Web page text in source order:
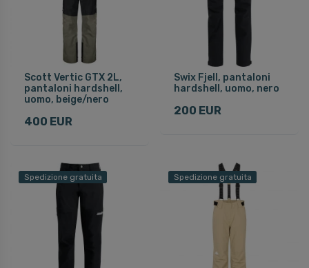
Scott Vertic GTX 2L,
pantaloni hardshell,
uomo, beige/nero
400 EUR
Swix Fjell, pantaloni
hardshell, uomo, nero
200 EUR
Spedizione gratuita Spedizione gratuita